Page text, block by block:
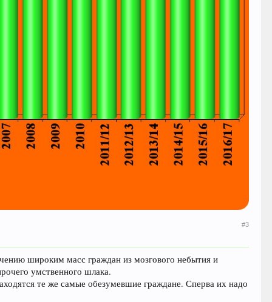
#3
широким масс граждан из мозгового небытия и
умственного шлака.
те же самые обезумевшие граждане. Сперва их надо